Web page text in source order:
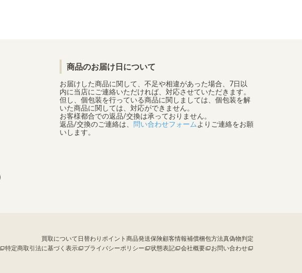
商品のお届け日について
お届けした商品に関して、不足や相違があった場合、7日以
内に当店にご連絡いただければ、対応させていただきます。
但し、個包装を行っている商品に関しましては、個包装を解
いた商品に関しては、対応ができません。
お客様都合での返品/交換は承っておりません。
返品/交換のご連絡は、
問い合わせフォーム よりご連絡をお願
いします。
買取について 日替わりポイント 商品発送保険顧客情報補償梱包方法真偽物判定
特定商取引法に基づく表示 プライバシーポリシー 状態表記 会社概要 お問い合わせ